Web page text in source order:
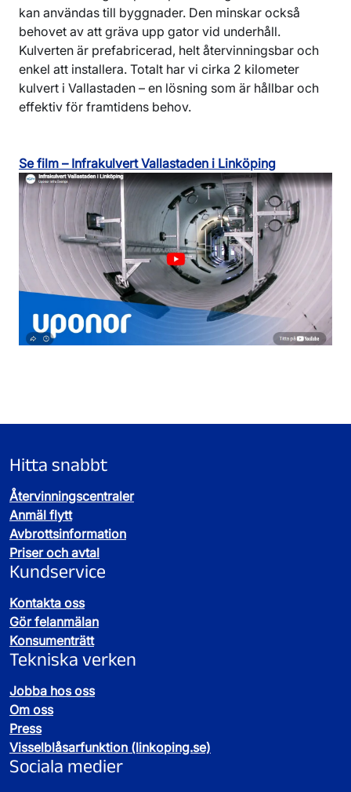
kan användas till byggnader. Den minskar också
behovet av att gräva upp gator vid underhåll.
Kulverten är prefabricerad, helt återvinningsbar och
enkel att installera. Totalt har vi cirka 2 kilometer
kulvert i Vallastaden – en lösning som är hållbar och
effektiv för framtidens behov.
Se film – Infrakulvert Vallastaden i Linköping
Hitta snabbt
Återvinningscentraler
Anmäl flytt
Avbrottsinformation
Priser och avtal
Kundservice
Kontakta oss
Gör felanmälan
Konsumenträtt
Tekniska verken
Jobba hos oss
Om oss
Press
Visselblåsarfunktion (linkoping.se)
Sociala medier